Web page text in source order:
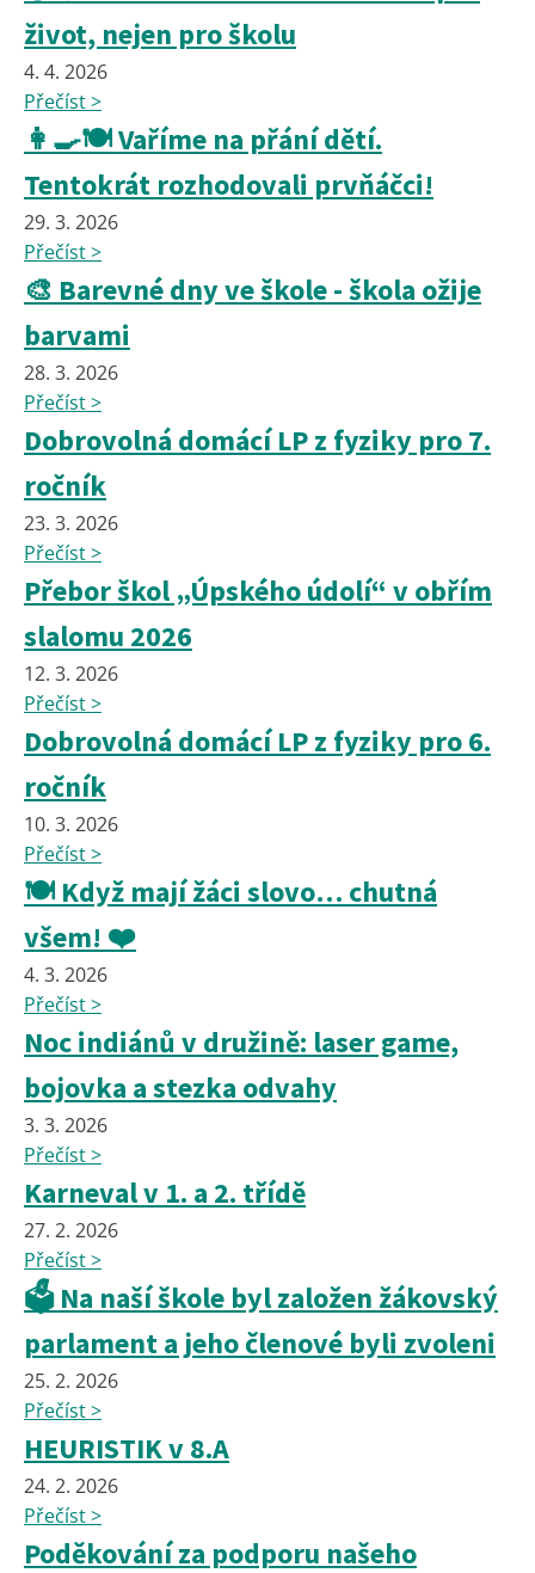
život, nejen pro školu
4. 4. 2026
Přečíst >
👩‍🍳🍽️ Vaříme na přání dětí.
Tentokrát rozhodovali prvňáčci!
29. 3. 2026
Přečíst >
🎨 Barevné dny ve škole - škola ožije
barvami
28. 3. 2026
Přečíst >
Dobrovolná domácí LP z fyziky pro 7.
ročník
23. 3. 2026
Přečíst >
Přebor škol „Úpského údolí“ v obřím
slalomu 2026
12. 3. 2026
Přečíst >
Dobrovolná domácí LP z fyziky pro 6.
ročník
10. 3. 2026
Přečíst >
🍽️ Když mají žáci slovo… chutná
všem! ❤️
4. 3. 2026
Přečíst >
Noc indiánů v družině: laser game,
bojovka a stezka odvahy
3. 3. 2026
Přečíst >
Karneval v 1. a 2. třídě
27. 2. 2026
Přečíst >
🗳️ Na naší škole byl založen žákovský
parlament a jeho členové byli zvoleni
25. 2. 2026
Přečíst >
HEURISTIK v 8.A
24. 2. 2026
Přečíst >
Poděkování za podporu našeho